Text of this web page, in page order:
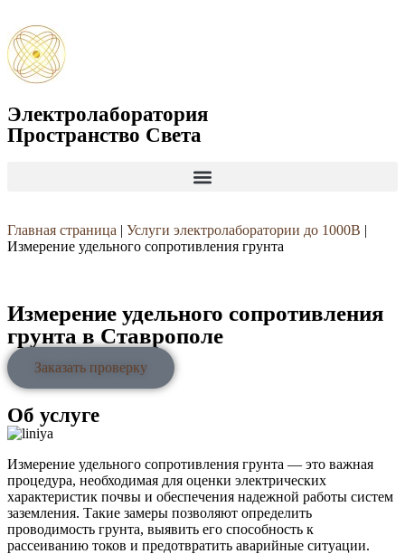
Электролаборатория
Пространство Света
Главная страница | Услуги электролаборатории до 1000В |
Измерение удельного сопротивления грунта
Измерение удельного сопротивления
грунта в Ставрополе
Заказать проверку
Об услуге
Измерение удельного сопротивления грунта — это важная
процедура, необходимая для оценки электрических
характеристик почвы и обеспечения надежной работы систем
заземления. Такие замеры позволяют определить
проводимость грунта, выявить его способность к
рассеиванию токов и предотвратить аварийные ситуации.